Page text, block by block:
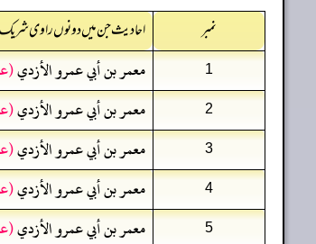
نمبر احادیث جن میں دونوں راوی
1 معمر بن أبي عمرو الأزدي
2 معمر بن أبي عمرو الأزدي
3 معمر بن أبي عمرو الأزدي
4 معمر بن أبي عمرو الأزدي
5 معمر بن أبي عمرو الأزدي